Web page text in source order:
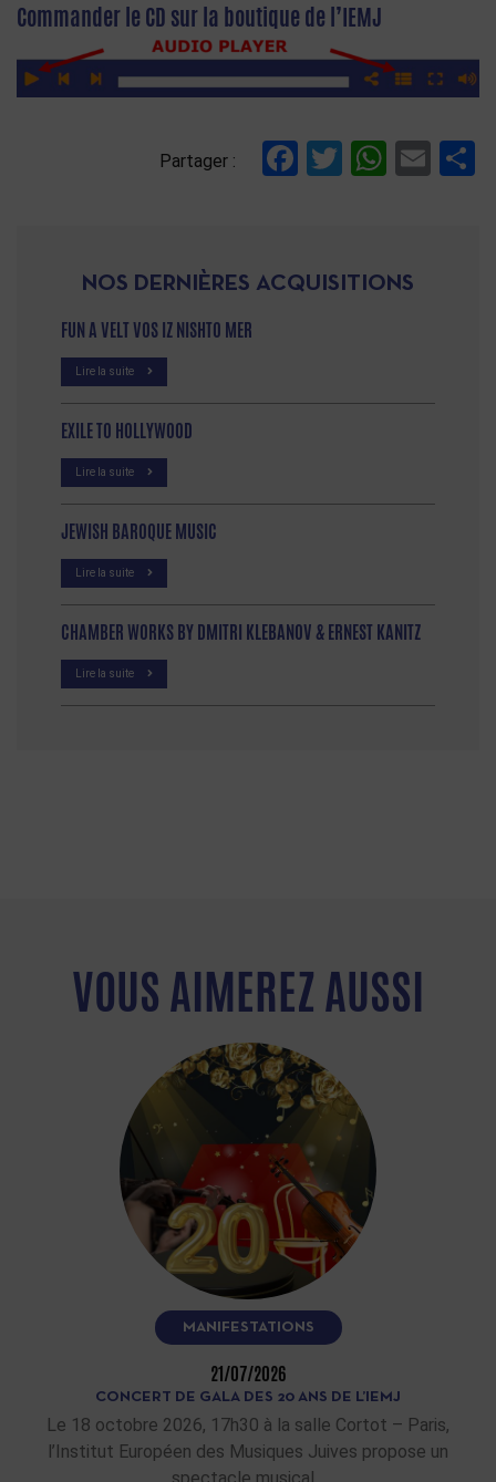
Commander le CD sur la boutique de l’IEMJ
Partager : Facebook
Twitter
NOS DERNIÈRES ACQUISITIONS
FUN A VELT VOS IZ NISHTO MER
Lire la suite
EXILE TO HOLLYWOOD
Lire la suite
JEWISH BAROQUE MUSIC
Lire la suite
CHAMBER WORKS BY DMITRI KLEBANOV & ERNEST KANITZ
Lire la suite
VOUS AIMEREZ AUSSI
MANIFESTATIONS
21/07/2026
CONCERT DE GALA DES 20 ANS DE L’IEMJ
Le 18 octobre 2026, 17h30 à la salle Cortot – Paris,
l’Institut Européen des Musiques Juives propose un